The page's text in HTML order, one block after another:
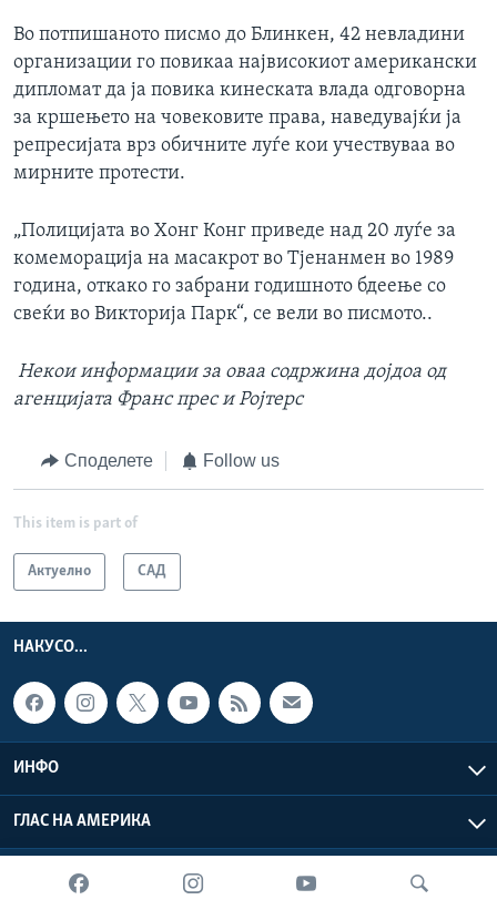
Во потпишаното писмо до Блинкен, 42 невладини
организации го повикаа највисокиот американски
дипломат да ја повика кинеската влада одговорна
за кршењето на човековите права, наведувајќи ја
репресијата врз обичните луѓе кои учествуваа во
мирните протести.
„Полицијата во Хонг Конг приведе над 20 луѓе за
комеморација на масакрот во Тјенанмен во 1989
година, откако го забрани годишното бдеење со
свеќи во Викторија Парк“, се вели во писмото..
Некои информации за оваа содржина дојдоа од
агенцијата Франс прес и Ројтерс
Споделете Follow us
This item is part of
Актуелно САД
НАКУСО...
ИНФО
ГЛАС НА АМЕРИКА
Глас на Америка © 2026 VOA, Inc. Сите права задржани.